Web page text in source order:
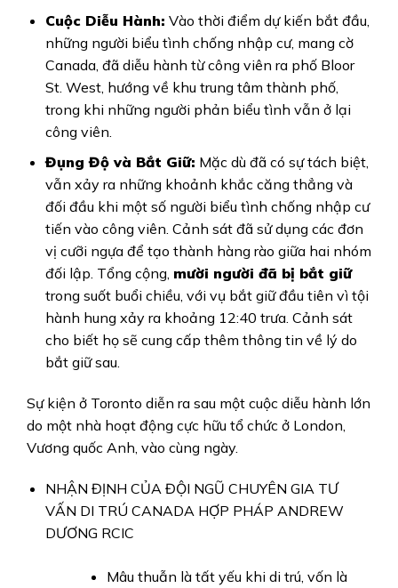
Cuộc Diễu Hành: Vào thời điểm dự kiến bắt đầu,
những người biểu tình chống nhập cư, mang cờ
Canada, đã diễu hành từ công viên ra phố Bloor
St. West, hướng về khu trung tâm thành phố,
trong khi những người phản biểu tình vẫn ở lại
công viên.
Đụng Độ và Bắt Giữ: Mặc dù đã có sự tách biệt,
vẫn xảy ra những khoảnh khắc căng thẳng và
đối đầu khi một số người biểu tình chống nhập cư
tiến vào công viên. Cảnh sát đã sử dụng các đơn
vị cưỡi ngựa để tạo thành hàng rào giữa hai nhóm
đối lập. Tổng cộng, mười người đã bị bắt giữ
trong suốt buổi chiều, với vụ bắt giữ đầu tiên vì tội
hành hung xảy ra khoảng 12:40 trưa. Cảnh sát
cho biết họ sẽ cung cấp thêm thông tin về lý do
bắt giữ sau.
Sự kiện ở Toronto diễn ra sau một cuộc diễu hành lớn
do một nhà hoạt động cực hữu tổ chức ở London,
Vương quốc Anh, vào cùng ngày.
NHẬN ĐỊNH CỦA ĐỘI NGŨ CHUYÊN GIA TƯ
VẤN DI TRÚ CANADA HỢP PHÁP ANDREW
DƯƠNG RCIC
Mâu thuẫn là tất yếu khi di trú, vốn là